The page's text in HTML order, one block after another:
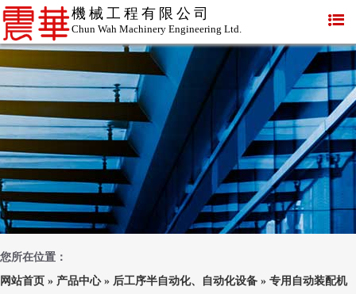
機械工程有限公司
Chun Wah Machinery Engineering Ltd.
您所在位置：
网站首页 » 产品中心» 后工序半自动化、自动化设备 » 专用自动装配机